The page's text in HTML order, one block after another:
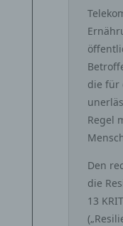
die für
Regel
Den
die
13